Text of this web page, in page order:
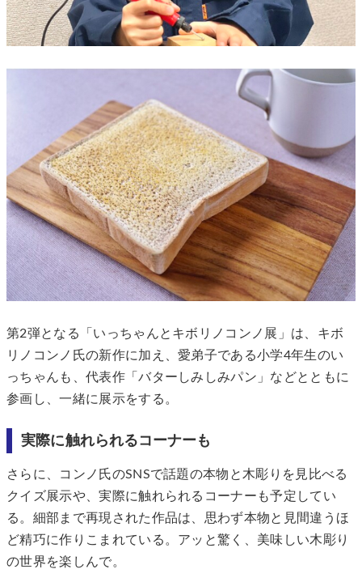
第2弾となる「いっちゃんとキボリノコンノ展」は、キボ
リノコンノ氏の新作に加え、愛弟子である小学4年生のい
っちゃんも、代表作「バターしみしみパン」などとともに
参画し、一緒に展示をする。
実際に触れられるコーナーも
さらに、コンノ氏のSNSで話題の本物と木彫りを見比べる
クイズ展示や、実際に触れられるコーナーも予定してい
る。細部まで再現された作品は、思わず本物と見間違うほ
ど精巧に作りこまれている。アッと驚く、美味しい木彫り
の世界を楽しんで。